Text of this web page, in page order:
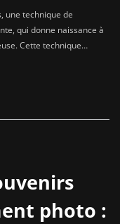
une technique de
qui donne naissance à
Cette technique…
photo :